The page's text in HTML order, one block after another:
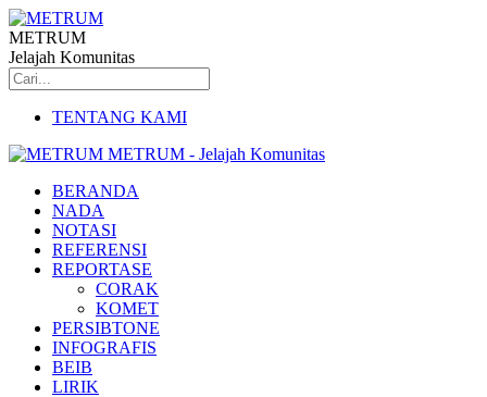
METRUM
Jelajah Komunitas
TENTANG KAMI
METRUM - Jelajah Komunitas
BERANDA
NADA
NOTASI
REFERENSI
REPORTASE
CORAK
KOMET
PERSIBTONE
INFOGRAFIS
BEIB
LIRIK